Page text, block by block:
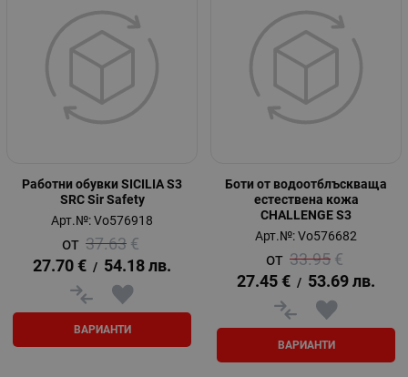
Работни обувки SICILIA S3
SRC Sir Safety
Арт.№: Vo576918
37.63 €
27.70 € / 54.18 лв.
ВАРИАНТИ
Боти от водоотблъскваща
естествена кожа
CHALLENGE S3
Арт.№: Vo576682
33.95 €
27.45 € / 53.69 лв.
ВАРИАНТИ